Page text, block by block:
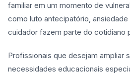
familiar em um momento de
como luto antecipatório,
cuidador fazem parte do cotidiano
Profissionais que desejam ampliar
necessidades educacionais